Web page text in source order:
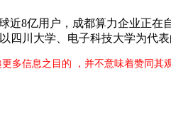
8亿用户，成都算力企业正在
川大学、电子科技大学为代表
多信息之目的 ，并不意味着赞同其